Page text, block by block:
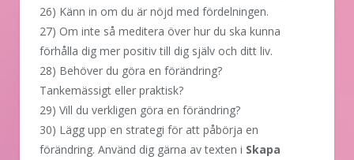
26) Känn in om du är nöjd med fördelningen.
27) Om inte så meditera över hur du ska kunna
förhålla dig mer positiv till dig själv och ditt liv.
28) Behöver du göra en förändring?
Tankemässigt eller praktisk?
29) Vill du verkligen göra en förändring?
30) Lägg upp en strategi för att påbörja en
förändring. Använd dig gärna av texten i Skapa